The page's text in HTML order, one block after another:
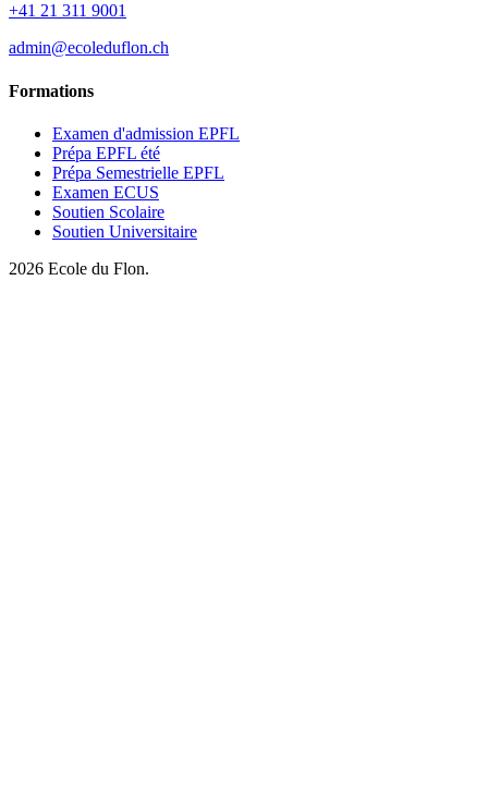
+41 21 311 9001
admin@ecoleduflon.ch
Formations
Examen d'admission EPFL
Prépa EPFL été
Prépa Semestrielle EPFL
Examen ECUS
Soutien Scolaire
Soutien Universitaire
2026 Ecole du Flon.